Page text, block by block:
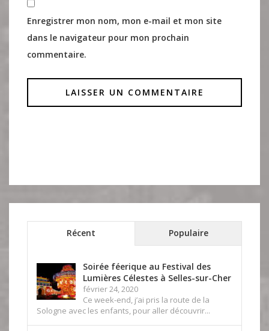
Enregistrer mon nom, mon e-mail et mon site
dans le navigateur pour mon prochain
commentaire.
Récent Populaire
Soirée féerique au Festival des
Lumières Célestes à Selles-sur-Cher
février 24, 2020
Ce week-end, j’ai pris la route de la
Sologne avec les enfants, pour aller découvrir...